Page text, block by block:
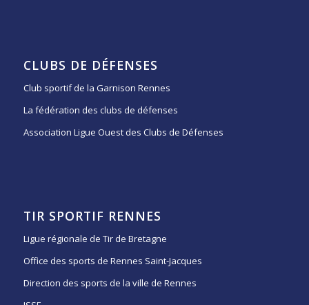
CLUBS DE DÉFENSES
Club sportif de la Garnison Rennes
La fédération des clubs de défenses
Association Ligue Ouest des Clubs de Défenses
TIR SPORTIF RENNES
Ligue régionale de Tir de Bretagne
Office des sports de Rennes Saint-Jacques
Direction des sports de la ville de Rennes